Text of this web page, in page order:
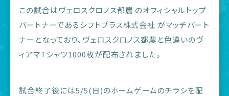
この試合はヴェロスクロノス都農 のオフィシャルトップ
パートナーであるシフトプラス株式会社 がマッチパート
ナーとなっており、ヴェロスクロノス都農と色違いのヴ
ィアマTシャツ1000枚が配布されました。
試合終了後には5/5(日)のホームゲームのチラシを配